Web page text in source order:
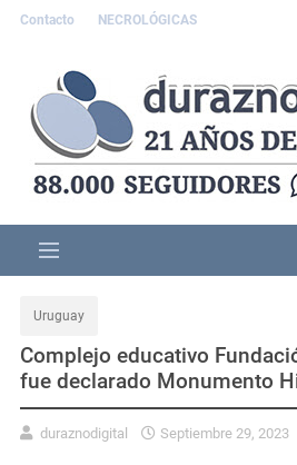
Contacto NECROLÓGICAS
Uruguay
Complejo educativo
fue declarado Monumento
duraznodigital Septiembre 29, 2023